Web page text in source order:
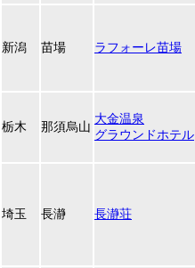
新潟 苗場 ラフォーレ苗場
栃木 那須烏山
大金温泉
グラウンドホテル
埼玉 長瀞 長瀞荘